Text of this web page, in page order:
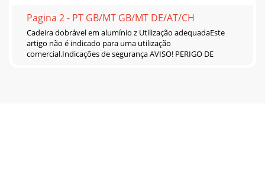
Pagina 2 - PT GB/MT GB/MT DE/AT/CH
Cadeira dobrável em alumínio z Utilização adequadaEste
artigo não é indicado para uma utilização
comercial.Indicações de segurança AVISO! PERIGO DE